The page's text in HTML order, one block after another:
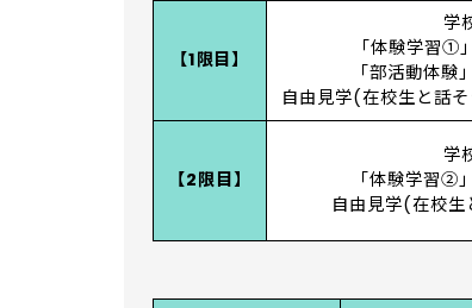
【1限目】
学
「体験学習①
「部活動体
自由見学(在校生と話
【2限目】
学
「体験学習②
自由見学(在校